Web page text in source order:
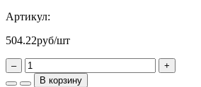
Артикул:
504.22руб/шт
–
+
В корзину